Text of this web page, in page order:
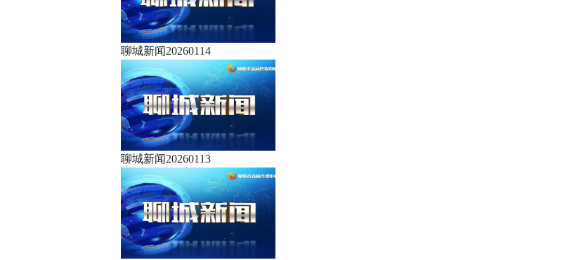
聊城新闻20260114
聊城新闻20260113